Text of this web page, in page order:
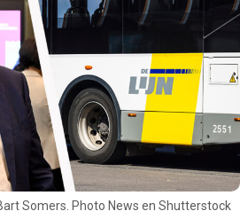
Somers. Photo News en Shutterstock